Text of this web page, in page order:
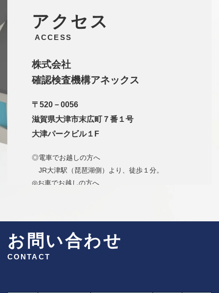
アクセス
ACCESS
株式会社
確認検査機構アネックス
〒520－0056
滋賀県大津市末広町７番１号
大津パークビル１F
◎電車でお越しの方へ
JR大津駅（琵琶湖側）より、徒歩１分。
◎お車でお越しの方へ
左折、道なりに走り、左手にJR大津駅が見えた
ら、右折しすぐの当社看板の掲示がある
ビルです。
※ビル隣の有料駐車場、又は高架下の大津市営
お問い合わせ
CONTACT